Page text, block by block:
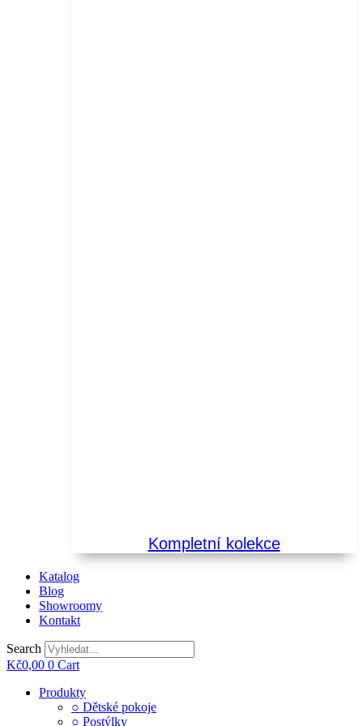
Kompletní kolekce
Katalog
Blog
Showroomy
Kontakt
Search
Kč0,00 0 Cart
Main
Produkty
○ Dětské pokoje
○ Postýlky